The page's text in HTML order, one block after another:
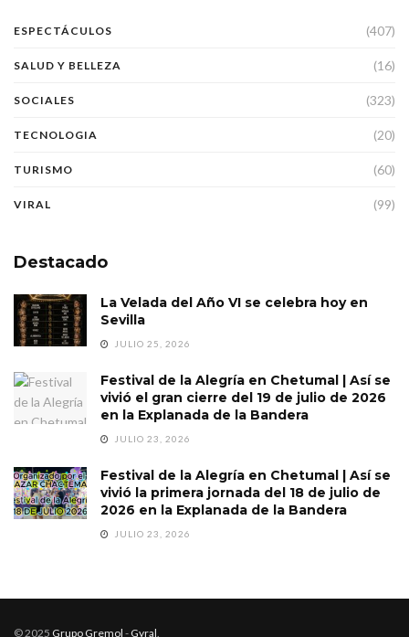
ESPECTÁCULOS (407)
SALUD Y BELLEZA (16)
SOCIALES (323)
TECNOLOGIA (20)
TURISMO (60)
VIRAL (99)
Destacado
La Velada del Año VI se celebra hoy en
Sevilla
JULIO 25, 2026
Festival de la Alegría en Chetumal | Así se
vivió el gran cierre del 19 de julio de 2026
en la Explanada de la Bandera
JULIO 23, 2026
Festival de la Alegría en Chetumal | Así se
vivió la primera jornada del 18 de julio de
2026 en la Explanada de la Bandera
JULIO 23, 2026
© 2025 Grupo Gremol - Gyral.